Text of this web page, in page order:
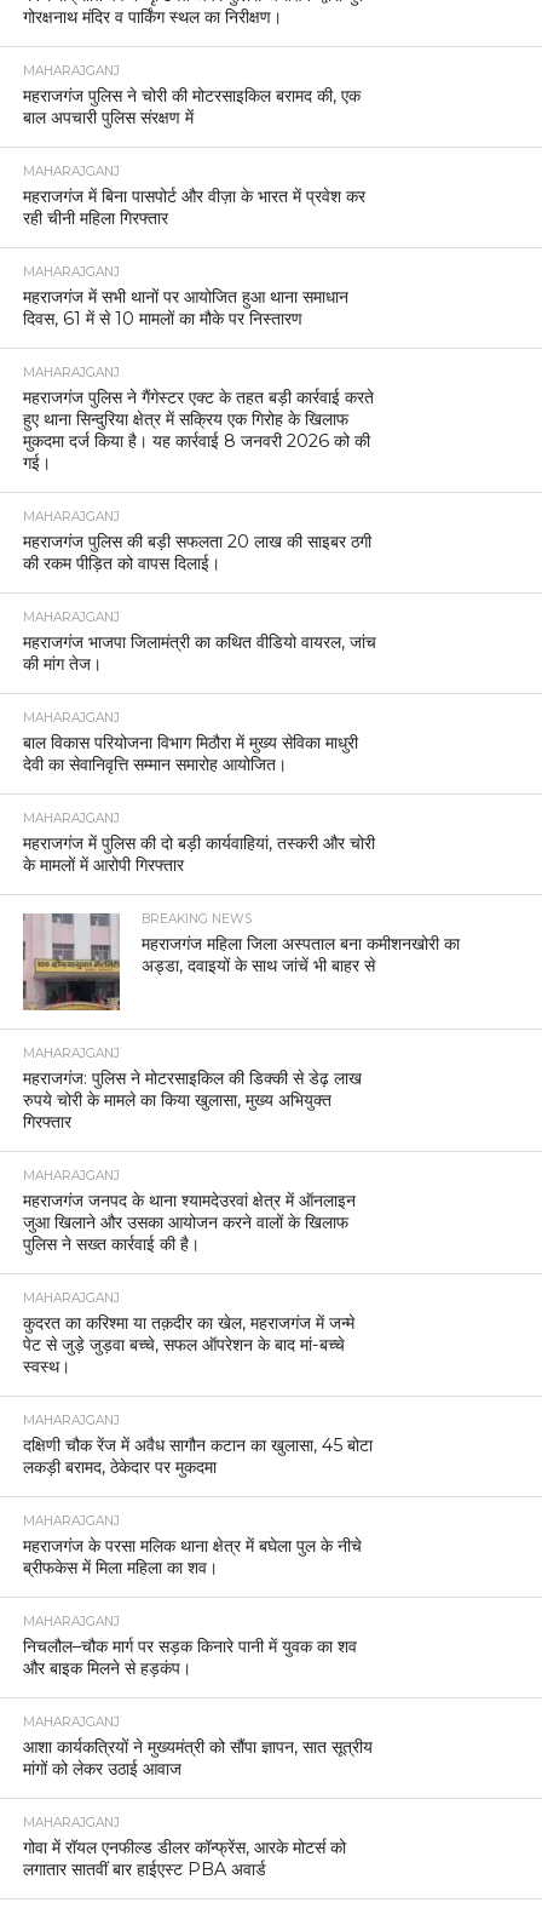
गोरक्षनाथ मंदिर व पार्किंग स्थल का निरीक्षण।
MAHARAJGANJ
महराजगंज पुलिस ने चोरी की मोटरसाइकिल बरामद की, एक
बाल अपचारी पुलिस संरक्षण में
MAHARAJGANJ
महराजगंज में बिना पासपोर्ट और वीज़ा के भारत में प्रवेश कर
रही चीनी महिला गिरफ्तार
MAHARAJGANJ
महराजगंज में सभी थानों पर आयोजित हुआ थाना समाधान
दिवस, 61 में से 10 मामलों का मौके पर निस्तारण
MAHARAJGANJ
महराजगंज पुलिस ने गैंगेस्टर एक्ट के तहत बड़ी कार्रवाई करते
हुए थाना सिन्दुरिया क्षेत्र में सक्रिय एक गिरोह के खिलाफ
मुकदमा दर्ज किया है। यह कार्रवाई 8 जनवरी 2026 को की
गई।
MAHARAJGANJ
महराजगंज पुलिस की बड़ी सफलता 20 लाख की साइबर ठगी
की रकम पीड़ित को वापस दिलाई।
MAHARAJGANJ
महराजगंज भाजपा जिलामंत्री का कथित वीडियो वायरल, जांच
की मांग तेज।
MAHARAJGANJ
बाल विकास परियोजना विभाग मिठौरा में मुख्य सेविका माधुरी
देवी का सेवानिवृत्ति सम्मान समारोह आयोजित।
MAHARAJGANJ
महराजगंज में पुलिस की दो बड़ी कार्यवाहियां, तस्करी और चोरी
के मामलों में आरोपी गिरफ्तार
BREAKING NEWS
महराजगंज महिला जिला अस्पताल बना कमीशनखोरी का
अड्डा, दवाइयों के साथ जांचें भी बाहर से
MAHARAJGANJ
महराजगंज: पुलिस ने मोटरसाइकिल की डिक्की से डेढ़ लाख
रुपये चोरी के मामले का किया खुलासा, मुख्य अभियुक्त
गिरफ्तार
MAHARAJGANJ
महराजगंज जनपद के थाना श्यामदेउरवां क्षेत्र में ऑनलाइन
जुआ खिलाने और उसका आयोजन करने वालों के खिलाफ
पुलिस ने सख्त कार्रवाई की है।
MAHARAJGANJ
कुदरत का करिश्मा या तक़दीर का खेल, महराजगंज में जन्मे
पेट से जुड़े जुड़वा बच्चे, सफल ऑपरेशन के बाद मां-बच्चे
स्वस्थ।
MAHARAJGANJ
दक्षिणी चौक रेंज में अवैध सागौन कटान का खुलासा, 45 बोटा
लकड़ी बरामद, ठेकेदार पर मुकदमा
MAHARAJGANJ
महराजगंज के परसा मलिक थाना क्षेत्र में बघेला पुल के नीचे
ब्रीफकेस में मिला महिला का शव।
MAHARAJGANJ
निचलौल–चौक मार्ग पर सड़क किनारे पानी में युवक का शव
और बाइक मिलने से हड़कंप।
MAHARAJGANJ
आशा कार्यकत्रियों ने मुख्यमंत्री को सौंपा ज्ञापन, सात सूत्रीय
मांगों को लेकर उठाई आवाज
MAHARAJGANJ
गोवा में रॉयल एनफील्ड डीलर कॉन्फ्रेंस, आरके मोटर्स को
लगातार सातवीं बार हाईएस्ट PBA अवार्ड